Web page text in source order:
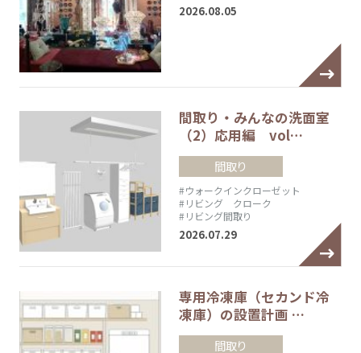
2026.08.05
間取り・みんなの洗面室
（2）応用編 vol…
間取り
#ウォークインクローゼット
#リビング クローク
#リビング間取り
2026.07.29
専用冷凍庫（セカンド冷
凍庫）の設置計画 …
間取り